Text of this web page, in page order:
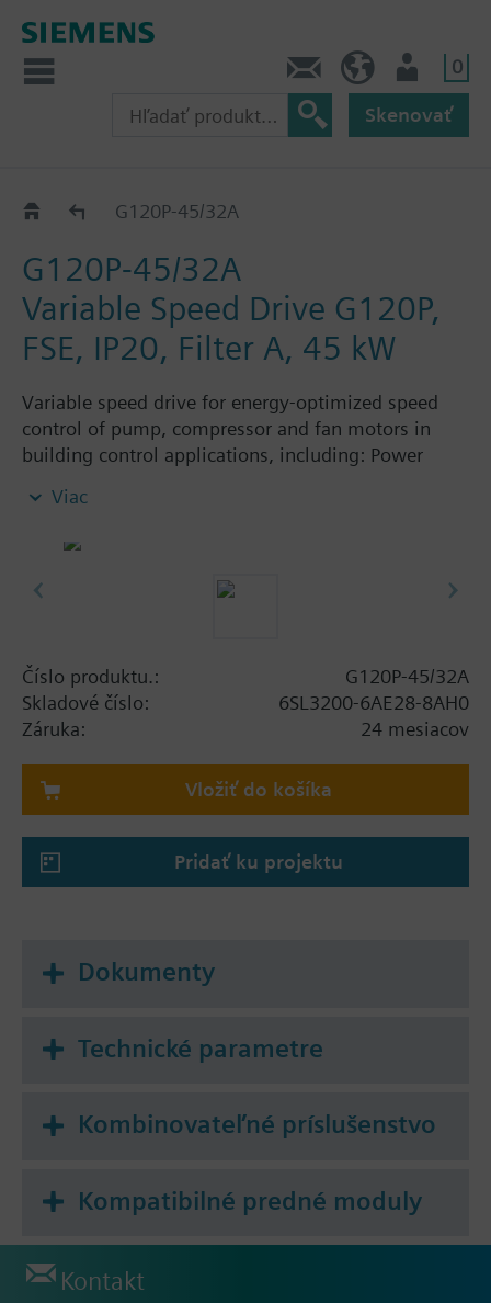
0
Skenovať
G120P..2AG120P-45/32A
G120P-45/32A
Variable Speed Drive G120P,
FSE, IP20, Filter A, 45 kW
Variable speed drive for energy-optimized speed
control of pump, compressor and fan motors in
building control applications, including: Power
screening plate without panel.
Additional info
When using a screening kit for the Power Module
The depth increases when using a BOP-2 by 10
mm, and with an IOP 20 mm.
Viac
Číslo produktu.:
G120P-45/32A
Skladové číslo:
6SL3200-6AE28-8AH0
Záruka:
24 mesiacov
Vložiť do košíka
Pridať ku projektu
Dokumenty
Technické parametre
Kombinovateľné príslušenstvo
Kompatibilné predné moduly
Kontakt